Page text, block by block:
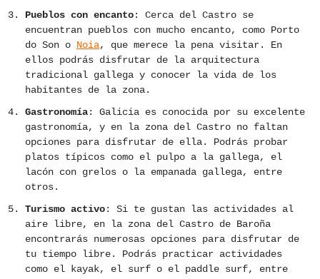
Pueblos con encanto: Cerca del Castro se
encuentran pueblos con mucho encanto, como Porto
do Son o Noia, que merece la pena visitar. En
ellos podrás disfrutar de la arquitectura
tradicional gallega y conocer la vida de los
habitantes de la zona.
Gastronomía: Galicia es conocida por su excelente
gastronomía, y en la zona del Castro no faltan
opciones para disfrutar de ella. Podrás probar
platos típicos como el pulpo a la gallega, el
lacón con grelos o la empanada gallega, entre
otros.
Turismo activo: Si te gustan las actividades al
aire libre, en la zona del Castro de Baroña
encontrarás numerosas opciones para disfrutar de
tu tiempo libre. Podrás practicar actividades
como el kayak, el surf o el paddle surf, entre